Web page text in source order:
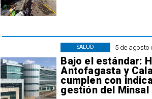
5 de agosto
Bajo el estándar:
Antofagasta y
cumplen con
gestión del Minsal
SALUD